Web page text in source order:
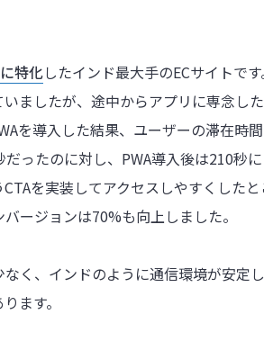
特化したインド最大手のECサイトで
ましたが、途中からアプリに専念し
を導入した結果、ユーザーの滞在時
ったのに対し、PWA導入後は210秒
を実装してアクセスしやすくした
ージョンは70%も向上しました。
なく、インドのように通信環境が安定
ます。